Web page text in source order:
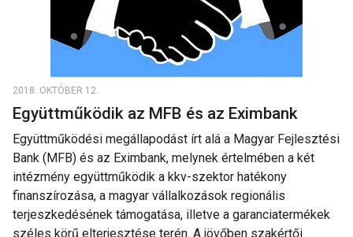
2018. OKTÓBER 12.
Együttműködik az MFB és az Eximbank
Együttműködési megállapodást írt alá a Magyar Fejlesztési
Bank (MFB) és az Eximbank, melynek értelmében a két
intézmény együttműködik a kkv-szektor hatékony
finanszírozása, a magyar vállalkozások regionális
terjeszkedésének támogatása, illetve a garanciatermékek
széles körű elterjesztése terén. A jövőben szakértői